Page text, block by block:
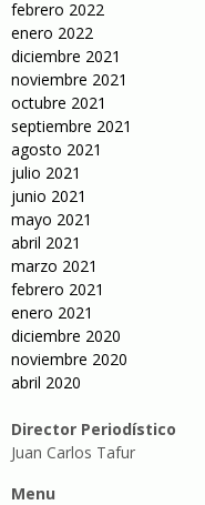
febrero 2022
enero 2022
diciembre 2021
noviembre 2021
octubre 2021
septiembre 2021
agosto 2021
julio 2021
junio 2021
mayo 2021
abril 2021
marzo 2021
febrero 2021
enero 2021
diciembre 2020
noviembre 2020
abril 2020
Director Periodístico
Juan Carlos Tafur
Menu